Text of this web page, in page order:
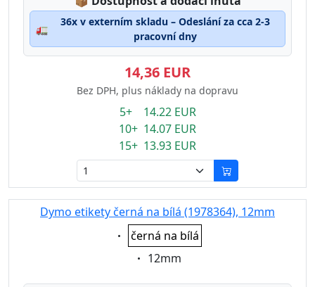
🚛
36x v externím skladu – Odeslání za cca 2-3
pracovní dny
14,36 EUR
Bez DPH, plus náklady na dopravu
5+ 14.22 EUR
10+ 14.07 EUR
15+ 13.93 EUR
Dymo etikety černá na bílá (1978364), 12mm
Eigenschaft:
černá na bílá
Eigenschaft:
12mm